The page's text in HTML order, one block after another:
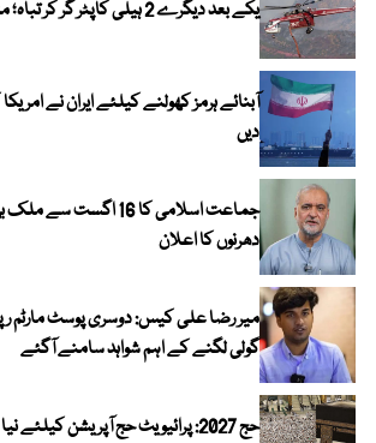
یکے بعد دیگرے 2 ہیلی کاپٹر گر کر تباہ؛ متعدد ہلاکتیں
دیں
جماعت اسلامی کا 16
دھرنوں کا اعلان
میر رضا علی کیس: دوسری پوسٹ مارٹم
گولی لگنے کے اہم شواہد سامنے آگئے
حج 2027: پرائیویٹ حج آپریشن کیلئے